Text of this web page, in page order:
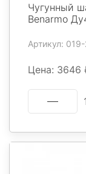
Чугунный
Benarmo
Артикул:
Цена: 3646